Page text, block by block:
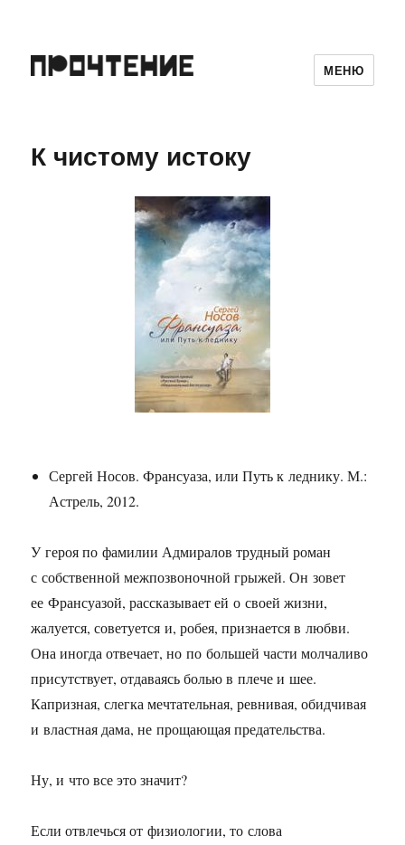
МЕНЮ
К чистому истоку
Сергей Носов. Франсуаза, или Путь к леднику. М.:
Астрель, 2012.
У героя по фамилии Адмиралов трудный роман
с собственной межпозвоночной грыжей. Он зовет
ее Франсуазой, рассказывает ей о своей жизни,
жалуется, советуется и, робея, признается в любви.
Она иногда отвечает, но по большей части молчаливо
присутствует, отдаваясь болью в плече и шее.
Капризная, слегка мечтательная, ревнивая, обидчивая
и властная дама, не прощающая предательства.
Ну, и что все это значит?
Если отвлечься от физиологии, то слова